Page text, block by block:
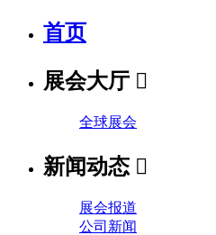
首页
展会大厅 
全球展会
新闻动态 
展会报道
公司新闻